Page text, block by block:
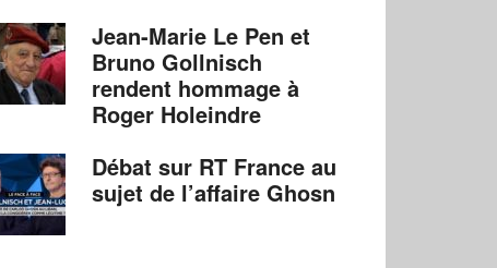
Jean-Marie Le Pen et
Bruno Gollnisch
rendent hommage à
Roger Holeindre
Débat sur RT France au
sujet de l’affaire Ghosn